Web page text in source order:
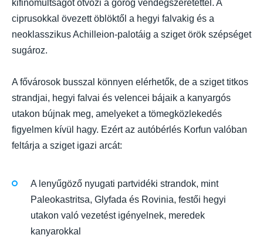
kifinomultságot ötvözi a görög vendégszeretettel. A
ciprusokkal övezett öblöktől a hegyi falvakig és a
neoklasszikus Achilleion-palotáig a sziget örök szépséget
sugároz.
A fővárosok busszal könnyen elérhetők, de a sziget titkos
strandjai, hegyi falvai és velencei bájaik a kanyargós
utakon bújnak meg, amelyeket a tömegközlekedés
figyelmen kívül hagy. Ezért az autóbérlés Korfun valóban
feltárja a sziget igazi arcát:
A lenyűgöző nyugati partvidéki strandok, mint
Paleokastritsa, Glyfada és Rovinia, festői hegyi
utakon való vezetést igényelnek, meredek
kanyarokkal